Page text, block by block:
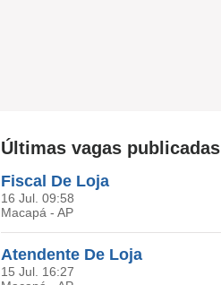
Últimas vagas publicadas
Fiscal De Loja
16 Jul. 09:58
Macapá - AP
Atendente De Loja
15 Jul. 16:27